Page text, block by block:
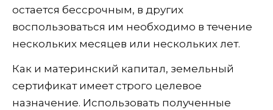
остается бессрочным, в других
воспользоваться им необходимо в течение
нескольких месяцев или нескольких лет.
Как и материнский капитал, земельный
сертификат имеет строго целевое
назначение. Использовать полученные